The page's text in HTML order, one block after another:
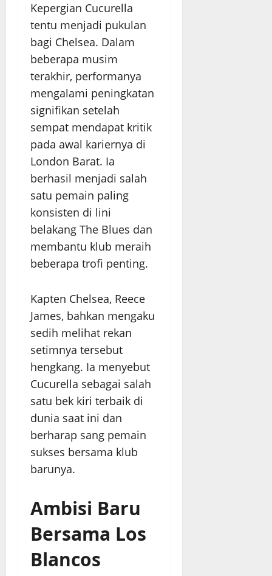
Kepergian Cucurella
tentu menjadi pukulan
bagi Chelsea. Dalam
beberapa musim
terakhir, performanya
mengalami peningkatan
signifikan setelah
sempat mendapat kritik
pada awal kariernya di
London Barat. Ia
berhasil menjadi salah
satu pemain paling
konsisten di lini
belakang The Blues dan
membantu klub meraih
beberapa trofi penting.
Kapten Chelsea, Reece
James, bahkan mengaku
sedih melihat rekan
setimnya tersebut
hengkang. Ia menyebut
Cucurella sebagai salah
satu bek kiri terbaik di
dunia saat ini dan
berharap sang pemain
sukses bersama klub
barunya.
Ambisi Baru
Bersama Los
Blancos